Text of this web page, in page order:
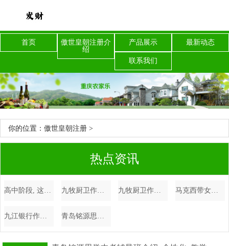
首页
傲世皇朝注册介
绍
产品展示 最新动态
联系我们
你的位置： 傲世皇朝注册 >
热点资讯
高中阶段, 这几件事抓不好, 成绩很难好! 九牧厨卫作为原告/上诉人的1起涉及侵害实用新型专利权纠纷的诉讼将于2024年10月8日开庭 九牧厨卫作为原告/上诉人的2起涉及侵害外观设计专利权纠纷的诉讼将于2024年10月8日开庭 马克西带女友度假, 签完2亿肥约, 就无缘全明星, 女友身材火辣
九江银行作为原告/上诉人的1起涉及金融借款合同纠纷的诉讼将于2024年11月1日开庭 青岛铭源思学中考辅导班介绍_个性化_教学_评估